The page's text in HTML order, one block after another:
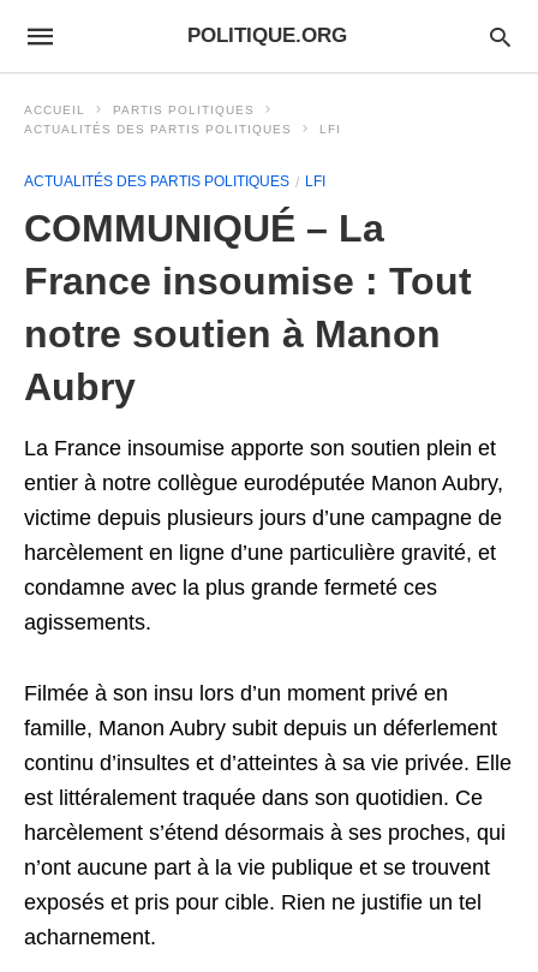
POLITIQUE.ORG
ACCUEIL
PARTIS POLITIQUES
ACTUALITÉS DES PARTIS POLITIQUES
LFI
ACTUALITÉS DES PARTIS POLITIQUES LFI
COMMUNIQUÉ – La
France insoumise : Tout
notre soutien à Manon
Aubry
La France insoumise apporte son soutien plein et
entier à notre collègue eurodéputée Manon Aubry,
victime depuis plusieurs jours d’une campagne de
harcèlement en ligne d’une particulière gravité, et
condamne avec la plus grande fermeté ces
agissements.
Filmée à son insu lors d’un moment privé en
famille, Manon Aubry subit depuis un déferlement
continu d’insultes et d’atteintes à sa vie privée. Elle
est littéralement traquée dans son quotidien. Ce
harcèlement s’étend désormais à ses proches, qui
n’ont aucune part à la vie publique et se trouvent
exposés et pris pour cible. Rien ne justifie un tel
acharnement.